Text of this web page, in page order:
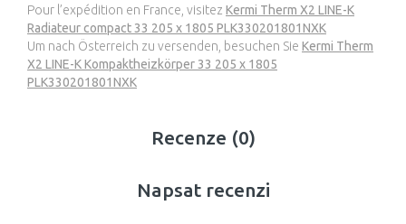
Pour l’expédition en France, visitez Kermi Therm X2 LINE-K
Radiateur compact 33 205 x 1805 PLK330201801NXK
Um nach Österreich zu versenden, besuchen Sie Kermi Therm
X2 LINE-K Kompaktheizkörper 33 205 x 1805
PLK330201801NXK
Recenze (0)
Napsat recenzi